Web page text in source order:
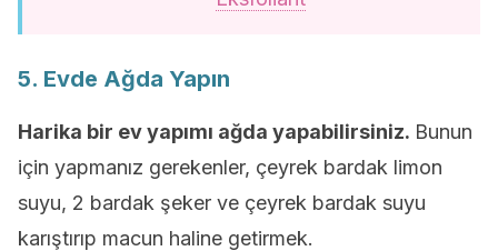
5. Evde Ağda Yapın
Harika bir ev yapımı ağda yapabilirsiniz. Bunun
için yapmanız gerekenler, çeyrek bardak limon
suyu, 2 bardak şeker ve çeyrek bardak suyu
karıştırıp macun haline getirmek.